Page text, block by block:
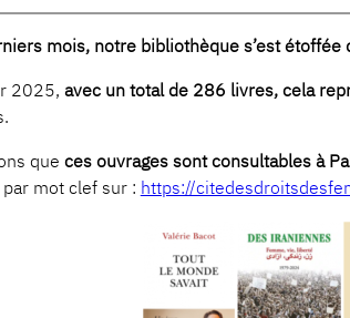
mois, notre bibliothèque s’est
2025, avec un total de 286 livres, cela
que ces ouvrages sont consultables à
mot clef sur : https://